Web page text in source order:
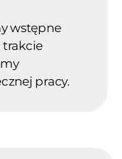
wstępne
trakcie
pracy.